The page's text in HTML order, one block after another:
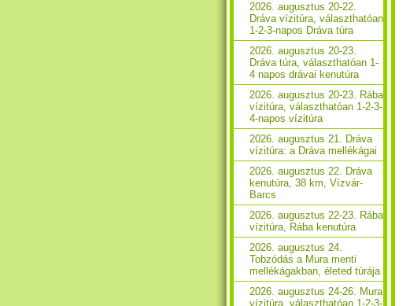
2026. augusztus 20-22.
Dráva vízitúra, választhatóan
1-2-3-napos Dráva túra
2026. augusztus 20-23.
Dráva túra, választhatóan 1-
4 napos drávai kenutúra
2026. augusztus 20-23. Rába
vízitúra, választhatóan 1-2-3-
4-napos vízitúra
2026. augusztus 21. Dráva
vízitúra: a Dráva mellékágai
2026. augusztus 22. Dráva
kenutúra, 38 km, Vízvár-
Barcs
2026. augusztus 22-23. Rába
vízitúra, Rába kenutúra
2026. augusztus 24.
Tobzódás a Mura menti
mellékágakban, életed túrája
2026. augusztus 24-26. Mura
vízitúra, választhatóan 1-2-3-